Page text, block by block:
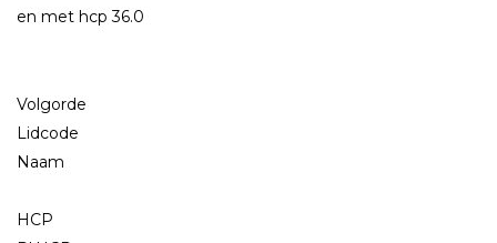
en met hcp 36.0
Volgorde
Lidcode
Naam
HCP